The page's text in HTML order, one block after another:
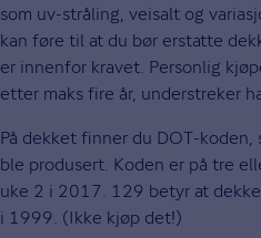
som uv-stråling, veisalt og
kan føre til at du bør erstatte
er innenfor kravet. Personlig
etter maks fire år, understreker
På dekket finner du DOT-
ble produsert. Koden er på tre
uke 2 i 2017. 129 betyr at
i 1999. (Ikke kjøp det!)